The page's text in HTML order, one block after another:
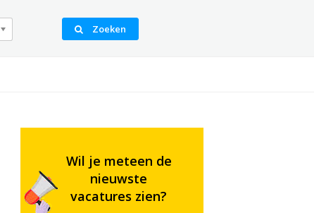
Zoeken
Wil je meteen de
nieuwste
vacatures zien?